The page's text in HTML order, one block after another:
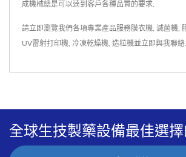
成機械總是可以達到客戶各種品質的要求.
請立即瀏覽我們各項專業產品服務膜衣機 滅菌機
UV雷射打印機 冷凍乾燥機 造粒機並立即與我聯絡
全球生技製藥設備最佳選